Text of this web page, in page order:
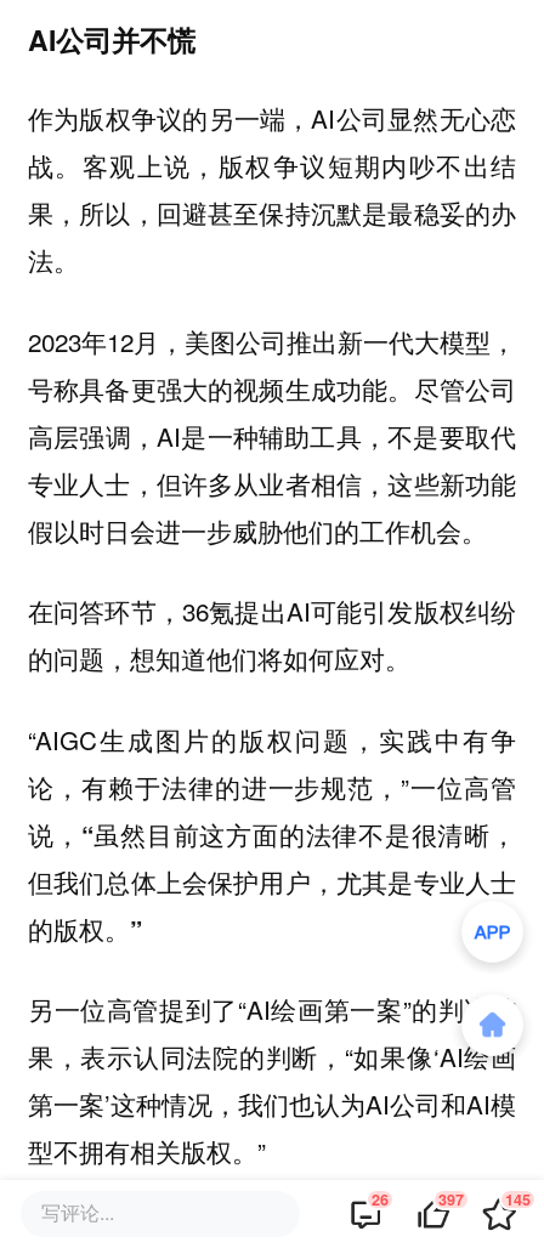
AI公司并不慌
作为版权争议的另一端，AI公司显然无心恋
战。客观上说，版权争议短期内吵不出结
果，所以，回避甚至保持沉默是最稳妥的办
法。
2023年12月，美图公司推出新一代大模型，
号称具备更强大的视频生成功能。尽管公司
高层强调，AI是一种辅助工具，不是要取代
专业人士，但许多从业者相信，这些新功能
假以时日会进一步威胁他们的工作机会。
在问答环节，36氪提出AI可能引发版权纠纷
的问题，想知道他们将如何应对。
“AIGC生成图片的版权问题，实践中有争
论，有赖于法律的进一步规范，”一位高管
说， “虽然目前这方面的法律不是很清晰，
但我们总体上会保护用户，尤其是专业人士
的版权。”
另一位高管提到了“AI绘画第一案”的判决结
果，表示认同法院的判断，“如果像‘AI绘画
第一案’这种情况，我们也认为AI公司和AI模
型不拥有相关版权。”
OpenAI今年在开发者大会上，高调宣布将
写评论... 26 397 145